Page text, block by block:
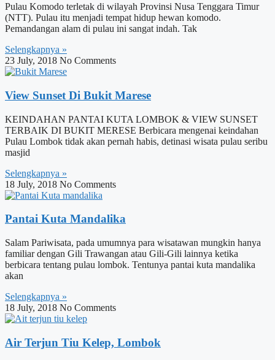
Pulau Komodo terletak di wilayah Provinsi Nusa Tenggara Timur
(NTT). Pulau itu menjadi tempat hidup hewan komodo.
Pemandangan alam di pulau ini sangat indah. Tak
Selengkapnya »
23 July, 2018 No Comments
View Sunset Di Bukit Marese
KEINDAHAN PANTAI KUTA LOMBOK & VIEW SUNSET
TERBAIK DI BUKIT MERESE Berbicara mengenai keindahan
Pulau Lombok tidak akan pernah habis, detinasi wisata pulau seribu
masjid
Selengkapnya »
18 July, 2018 No Comments
Pantai Kuta Mandalika
Salam Pariwisata, pada umumnya para wisatawan mungkin hanya
familiar dengan Gili Trawangan atau Gili-Gili lainnya ketika
berbicara tentang pulau lombok. Tentunya pantai kuta mandalika
akan
Selengkapnya »
18 July, 2018 No Comments
Air Terjun Tiu Kelep, Lombok